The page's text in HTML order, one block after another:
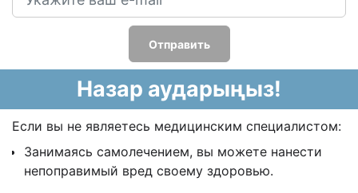
Отправить
Назар аударыңыз!
Если вы не являетесь медицинским специалистом:
Занимаясь самолечением, вы можете нанести
непоправимый вред своему здоровью.